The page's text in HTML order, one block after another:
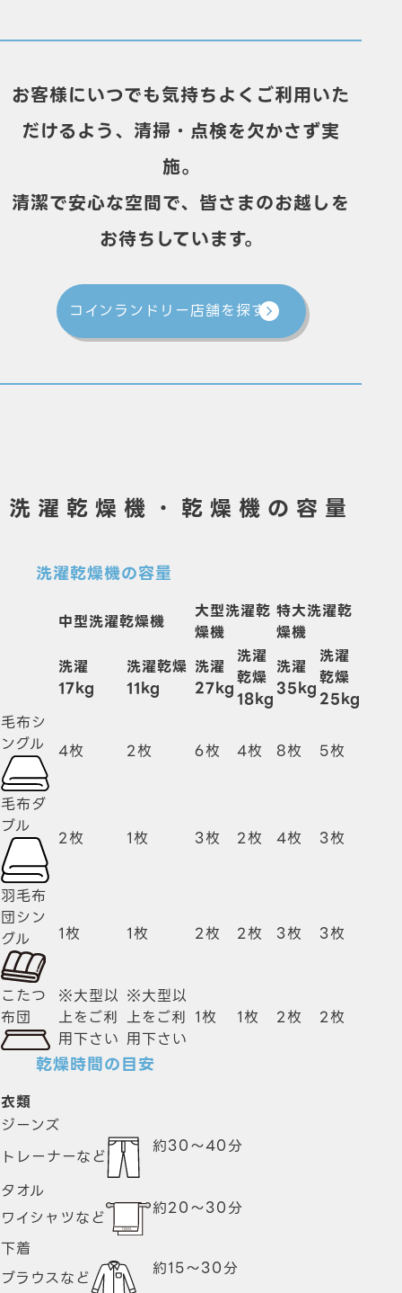
お客様にいつでも気持ちよくご利用いた
だけるよう、清掃・点検を欠かさず実
施。
清潔で安心な空間で、皆さまのお越しを
お待ちしています。
コインランドリー店舗を探す
洗濯乾燥機・乾燥機の容量
洗濯乾燥機の容量
中型洗濯乾燥機
大型洗濯乾
燥機
特大洗濯乾
燥機
洗濯
17kg
洗濯乾燥
11kg
洗濯
27kg
洗濯
乾燥
18kg
洗濯
35kg
洗濯
乾燥
25kg
毛布シ
ングル
4枚 2枚 6枚 4枚 8枚 5枚
毛布ダ
ブル
2枚 1枚 3枚 2枚 4枚 3枚
羽毛布
団シン
グル
1枚 1枚 2枚 2枚 3枚 3枚
こたつ
布団
※大型以
上をご利
用下さい
※大型以
上をご利
用下さい
1枚 1枚 2枚 2枚
乾燥時間の目安
衣類
ジーンズ
トレーナーなど
約30～40分
タオル
ワイシャツなど
約20～30分
下着
ブラウスなど
約15～30分